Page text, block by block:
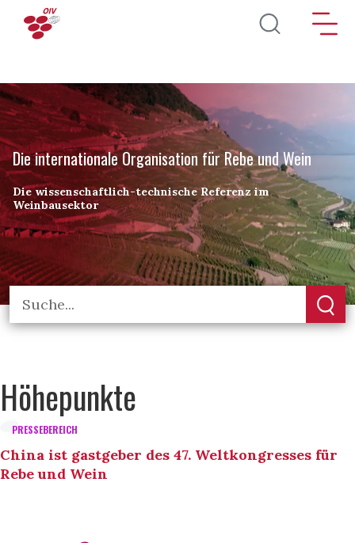
Direkt zum Inhalt
Die internationale Organisation für Rebe und Wein
Die wissenschaftlich-technische Referenz im
Weinbausektor
Höhepunkte
PRESSEBEREICH
China ist gastgeber des 47. Weltkongresses für
Rebe und Wein